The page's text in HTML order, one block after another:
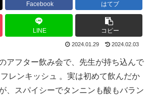
Facebook はてブ
LINE コピー
2024.01.29 2024.02.03
アフター飲み会で、先生が持ち込んで
レンキッシュ 。実は初めて飲んだか
、スパイシーでタンニンも酸もバラン